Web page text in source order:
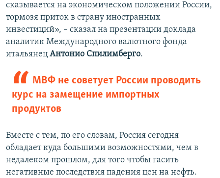
сказывается на экономическом положении России,
тормозя приток в страну иностранных
инвестиций», – сказал на презентации доклада
аналитик Международного валютного фонда
итальянец Антонио Спилимберго.
МВФ не советует России проводить
курс на замещение импортных
продуктов
Вместе с тем, по его словам, Россия сегодня
обладает куда большими возможностями, чем в
недалеком прошлом, для того чтобы гасить
негативные последствия падения цен на нефть.